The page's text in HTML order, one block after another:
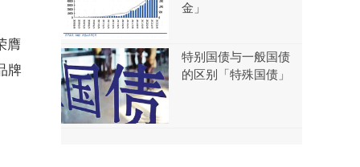
膺
牌
金」
特别国债与一般国债
的区别「特殊国债」